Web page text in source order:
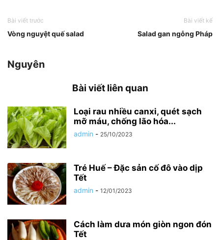
Bài viết trước
Vòng nguyệt quế salad
Bài viết kế
Salad gan ngỗng Pháp
Nguyên
Bài viết liên quan
Loại rau nhiều canxi, quét sạch
mỡ máu, chống lão hóa...
admin - 25/10/2023
Tré Huế – Đặc sản cố đô vào dịp
Tết
admin - 12/01/2023
Cách làm dưa món giòn ngon đón
Tết